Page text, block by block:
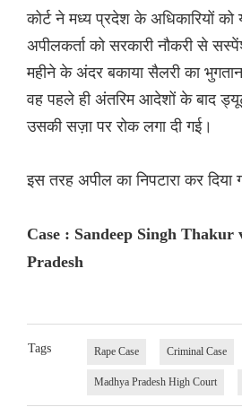
कोर्ट ने मध्य प्रदेश के अधिकारियों को
अपीलकर्ता को सरकारी नौकरी से
महीने के अंदर बकाया सैलरी का
वह पहले ही अंतरिम आदेशों के बाद
उसकी सज़ा पर रोक लगा दी गई।
इस तरह अपील का निपटारा कर दिया
Case : Sandeep Singh Thakur
Pradesh
Tags Rape Case Criminal Case
Madhya Pradesh High Court